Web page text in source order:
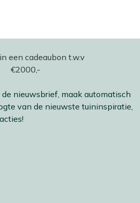
nieuwsbrief, maak automatisch
van de nieuwste tuininspiratie,